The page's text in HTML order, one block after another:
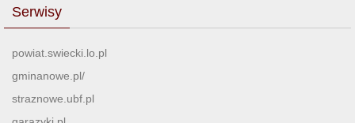
Serwisy
powiat.swiecki.lo.pl
gminanowe.pl/
straznowe.ubf.pl